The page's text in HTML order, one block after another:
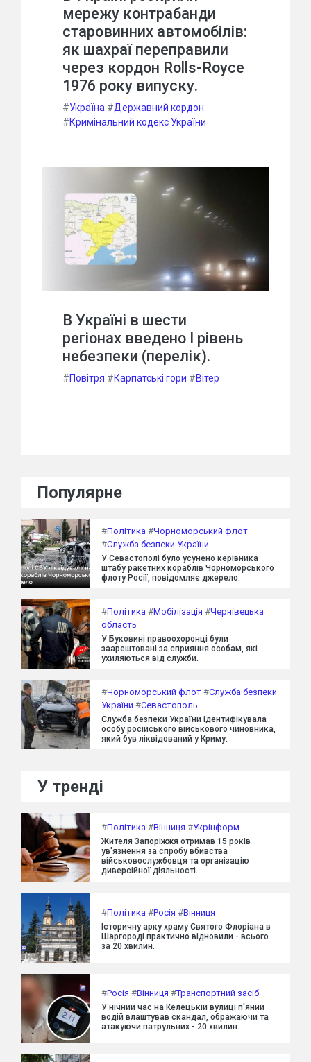
мережу контрабанди
старовинних автомобілів:
як шахраї переправили
через кордон Rolls-Royce
1976 року випуску.
#Україна #Державний кордон
#Кримінальний кодекс України
В Україні в шести
регіонах введено І рівень
небезпеки (перелік).
#Повітря #Карпатські гори #Вітер
Популярне
#Політика #Чорноморський флот
#Служба безпеки України
У Севастополі було усунено керівника
штабу ракетних кораблів Чорноморського
флоту Росії, повідомляє джерело.
#Політика #Мобілізація #Чернівецька
область
У Буковині правоохоронці були
заарештовані за сприяння особам, які
ухиляються від служби.
#Чорноморський флот #Служба безпеки
України #Севастополь
Служба безпеки України ідентифікувала
особу російського військового чиновника,
який був ліквідований у Криму.
У тренді
#Політика #Вінниця #Укрінформ
Жителя Запоріжжя отримав 15 років
ув'язнення за спробу вбивства
військовослужбовця та організацію
диверсійної діяльності.
#Політика #Росія #Вінниця
Історичну арку храму Святого Флоріана в
Шаргороді практично відновили - всього
за 20 хвилин.
#Росія #Вінниця #Транспортний засіб
У нічний час на Келецькій вулиці п'яний
водій влаштував скандал, ображаючи та
атакуючи патрульних - 20 хвилин.